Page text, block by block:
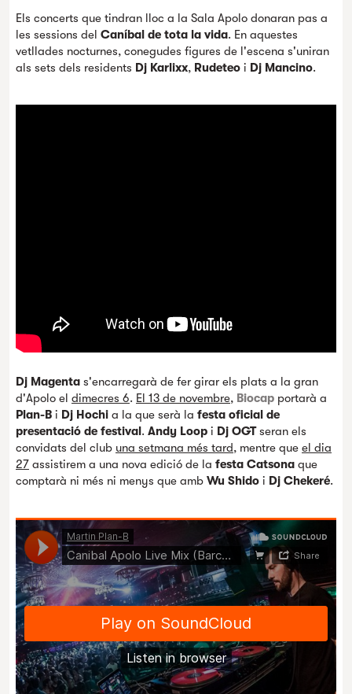
Els concerts que tindran lloc a la Sala Apolo donaran pas a
les sessions del Caníbal de tota la vida. En aquestes
vetllades nocturnes, conegudes figures de l'escena s'uniran
als sets dels residents Dj Karlixx, Rudeteo i Dj Mancino.
Dj Magenta s'encarregarà de fer girar els plats a la gran
d'Apolo el dimecres 6. El 13 de novembre, Biocap portarà a
Plan-B i Dj Hochi a la que serà la festa oficial de
presentació de festival. Andy Loop i Dj OGTseran els
convidats del club una setmana més tard, mentre que el dia
27 assistirem a una nova edició de la festa Catsona que
comptarà ni més ni menys que amb Wu Shido i Dj Chekeré.